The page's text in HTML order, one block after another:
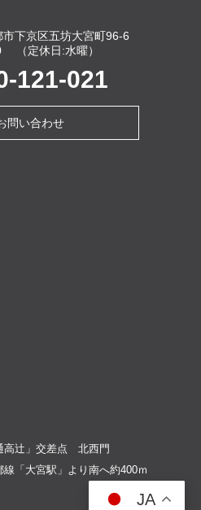
下京区五坊大宮町96-6
（定休日:水曜）
121-021
問い合わせ
辻」交差点 北西門
「大宮駅」より南へ約400ｍ
JA